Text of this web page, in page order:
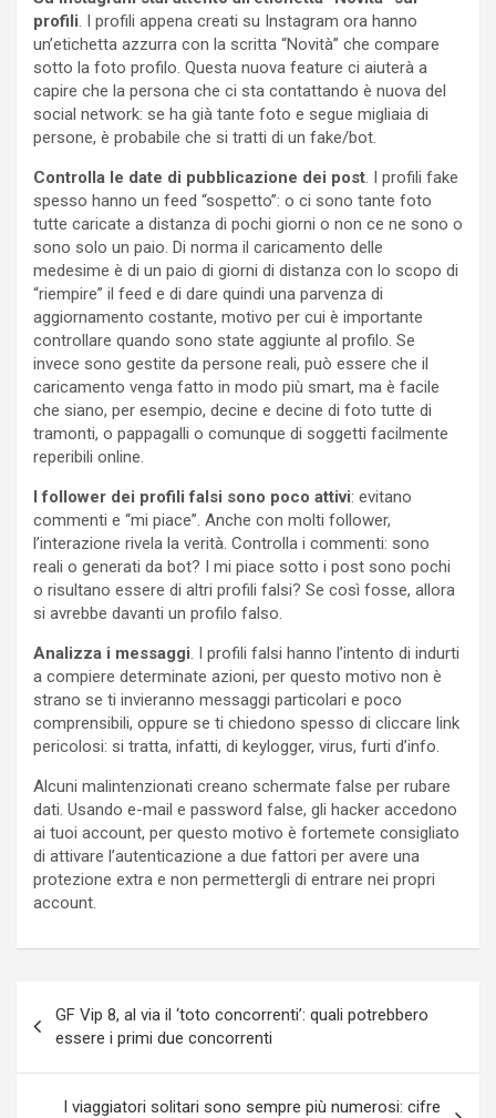
profili. I profili appena creati su Instagram ora hanno
un’etichetta azzurra con la scritta “Novità” che compare
sotto la foto profilo. Questa nuova feature ci aiuterà a
capire che la persona che ci sta contattando è nuova del
social network: se ha già tante foto e segue migliaia di
persone, è probabile che si tratti di un fake/bot.
Controlla le date di pubblicazione dei post. I profili fake
spesso hanno un feed “sospetto”: o ci sono tante foto
tutte caricate a distanza di pochi giorni o non ce ne sono o
sono solo un paio. Di norma il caricamento delle
medesime è di un paio di giorni di distanza con lo scopo di
“riempire” il feed e di dare quindi una parvenza di
aggiornamento costante, motivo per cui è importante
controllare quando sono state aggiunte al profilo. Se
invece sono gestite da persone reali, può essere che il
caricamento venga fatto in modo più smart, ma è facile
che siano, per esempio, decine e decine di foto tutte di
tramonti, o pappagalli o comunque di soggetti facilmente
reperibili online.
I follower dei profili falsi sono poco attivi: evitano
commenti e “mi piace”. Anche con molti follower,
l’interazione rivela la verità. Controlla i commenti: sono
reali o generati da bot? I mi piace sotto i post sono pochi
o risultano essere di altri profili falsi? Se così fosse, allora
si avrebbe davanti un profilo falso.
Analizza i messaggi. I profili falsi hanno l’intento di indurti
a compiere determinate azioni, per questo motivo non è
strano se ti invieranno messaggi particolari e poco
comprensibili, oppure se ti chiedono spesso di cliccare link
pericolosi: si tratta, infatti, di keylogger, virus, furti d’info.
Alcuni malintenzionati creano schermate false per rubare
dati. Usando e-mail e password false, gli hacker accedono
ai tuoi account, per questo motivo è fortemete consigliato
di attivare l’autenticazione a due fattori per avere una
protezione extra e non permettergli di entrare nei propri
account.
articoli
GF Vip 8, al via il ‘toto concorrenti’: quali potrebbero
essere i primi due concorrenti
I viaggiatori solitari sono sempre più numerosi: cifre